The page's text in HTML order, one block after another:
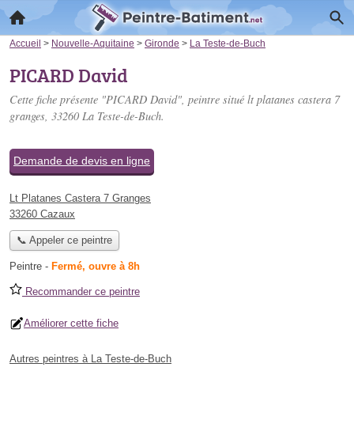
Accueil > Nouvelle-Aquitaine > Gironde > La Teste-de-Buch
PICARD David
Cette fiche présente "PICARD David", peintre situé lt platanes castera 7
granges, 33260 La Teste-de-Buch.
Demande de devis en ligne
Lt Platanes Castera 7 Granges
33260 Cazaux
📞 Appeler ce peintre
Peintre - Fermé, ouvre à 8h
Recommander ce peintre
Améliorer cette fiche
Autres peintres à La Teste-de-Buch